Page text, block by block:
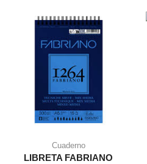
cantidad
Cuaderno
LIBRETA FABRIANO